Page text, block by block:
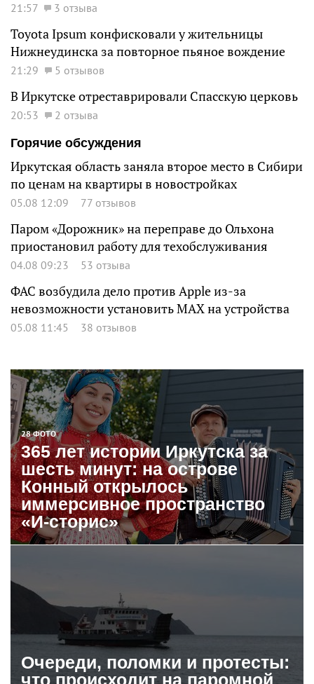
21:57 3 отзыва
Toyota Ipsum конфисковали у жительницы
Нижнеудинска за повторное пьяное вождение
21:29 5 отзывов
В Иркутске отреставрировали Спасскую церковь
20:53
2 отзыва
Горячие обсуждения
Иркутская область заняла второе место в Сибири
по ценам на квартиры в новостройках
05.08 12:09 77 отзывов
Паром «Дорожник» на переправе до Ольхона
приостановил работу для техобслуживания
04.08 09:23 53 отзыва
ФАС возбудила дело против Apple из-за
невозможности установить MAX на устройства
05.08 11:45 38 отзывов
28 ФОТО
365 лет истории Иркутска за
шесть минут: на острове
Конный открылось
иммерсивное пространство
«И-сторис»
Очереди, поломки и протесты:
что происходит на паромной